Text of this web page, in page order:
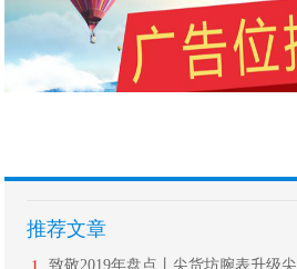
推荐文章
致敬2019年盘点丨尖货坊腕表升级尖